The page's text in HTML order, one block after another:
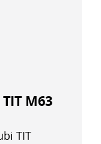
M63
TIT